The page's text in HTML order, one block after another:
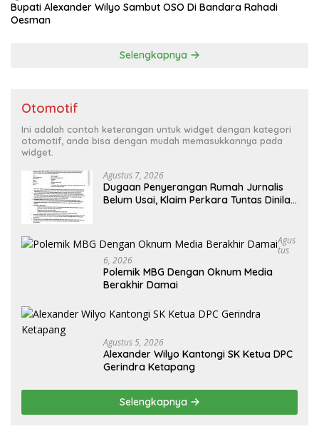
Bupati Alexander Wilyo Sambut OSO Di Bandara Rahadi
Oesman
Selengkapnya
Otomotif
Ini adalah contoh keterangan untuk widget dengan kategori
otomotif, anda bisa dengan mudah memasukkannya pada
widget.
Agustus 7, 2026
Dugaan Penyerangan Rumah Jurnalis
Belum Usai, Klaim Perkara Tuntas Dinilai
Agus
Tus
6, 2026
Polemik MBG Dengan Oknum Media
Berakhir Damai
Agustus 5, 2026
Alexander Wilyo Kantongi SK Ketua DPC
Gerindra Ketapang
Selengkapnya